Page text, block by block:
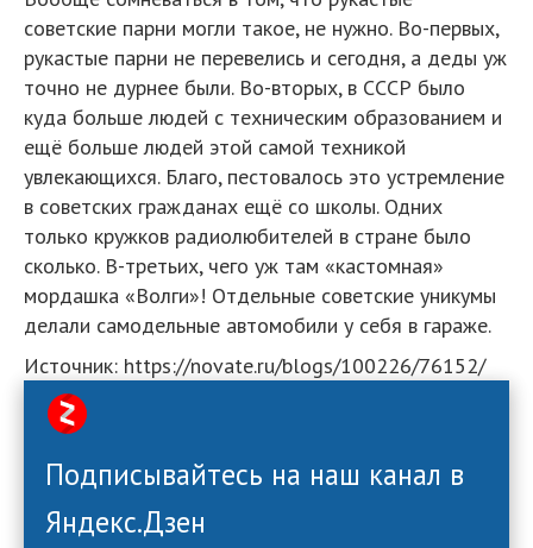
советские парни могли такое, не нужно. Во-первых,
рукастые парни не перевелись и сегодня, а деды уж
точно не дурнее были. Во-вторых, в СССР было
куда больше людей с техническим образованием и
ещё больше людей этой самой техникой
увлекающихся. Благо, пестовалось это устремление
в советских гражданах ещё со школы. Одних
только кружков радиолюбителей в стране было
сколько. В-третьих, чего уж там «кастомная»
мордашка «Волги»! Отдельные советские уникумы
делали самодельные автомобили у себя в гараже.
Источник: https://novate.ru/blogs/100226/76152/
Подписывайтесь на наш канал в
Яндекс.Дзен